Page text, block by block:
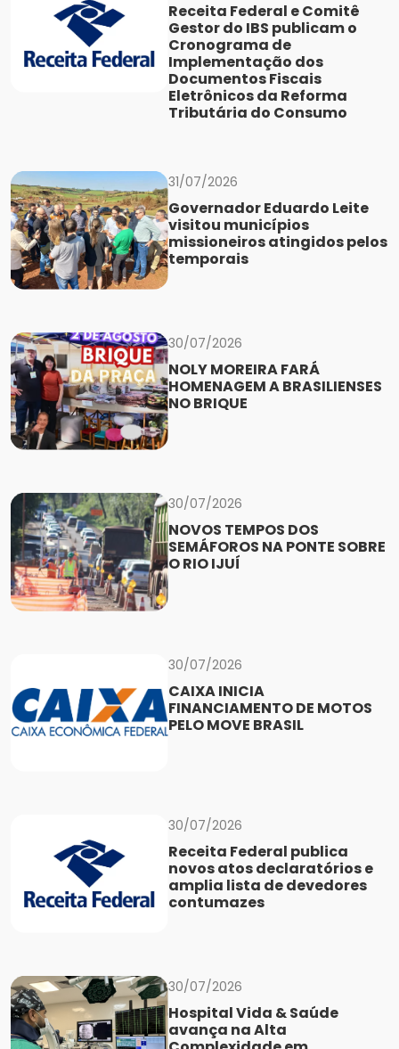
Receita Federal e Comitê
Gestor do IBS publicam o
Cronograma de
Implementação dos
Documentos Fiscais
Eletrônicos da Reforma
Tributária do Consumo
31/07/2026
Governador Eduardo Leite
visitou municípios
missioneiros atingidos pelos
temporais
30/07/2026
NOLY MOREIRA FARÁ
HOMENAGEM A BRASILIENSES
NO BRIQUE
30/07/2026
NOVOS TEMPOS DOS
SEMÁFOROS NA PONTE SOBRE
O RIO IJUÍ
30/07/2026
CAIXA INICIA
FINANCIAMENTO DE MOTOS
PELO MOVE BRASIL
30/07/2026
Receita Federal publica
novos atos declaratórios e
amplia lista de devedores
contumazes
30/07/2026
Hospital Vida & Saúde
avança na Alta